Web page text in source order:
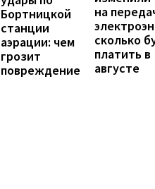
Бортницкой
станции
аэрации: чем
грозит
повреждение
на
сколько
платить в
августе